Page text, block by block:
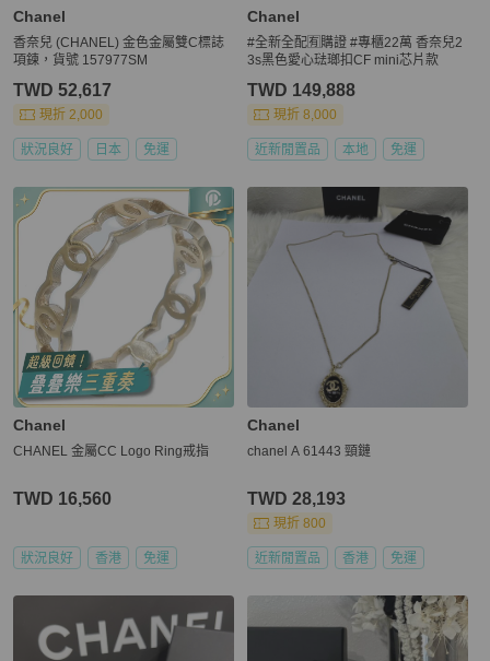
Chanel
香奈兒 (CHANEL) 金色金屬雙C標誌
項鍊，貨號 157977SM
TWD 52,617
現折 2,000
狀況良好 日本 免運
Chanel
#全新全配🈶購證 #專櫃22萬 香奈兒2
3s黑色愛心琺瑯扣CF mini芯片款
TWD 149,888
現折 8,000
近新閒置品 本地 免運
Chanel
CHANEL 金屬CC Logo Ring戒指
TWD 16,560
狀況良好 香港 免運
Chanel
chanel A 61443 頸鏈
TWD 28,193
現折 800
近新閒置品 香港 免運